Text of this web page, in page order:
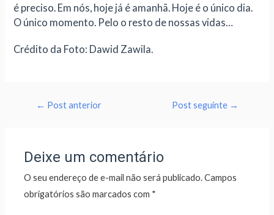
é preciso. Em nós, hoje já é amanhã. Hoje é o único dia.
O único momento. Pelo o resto de nossas vidas…
Crédito da Foto: Dawid Zawila.
← Post anterior Post seguinte →
Deixe um comentário
O seu endereço de e-mail não será publicado.Campos
obrigatórios são marcados com *